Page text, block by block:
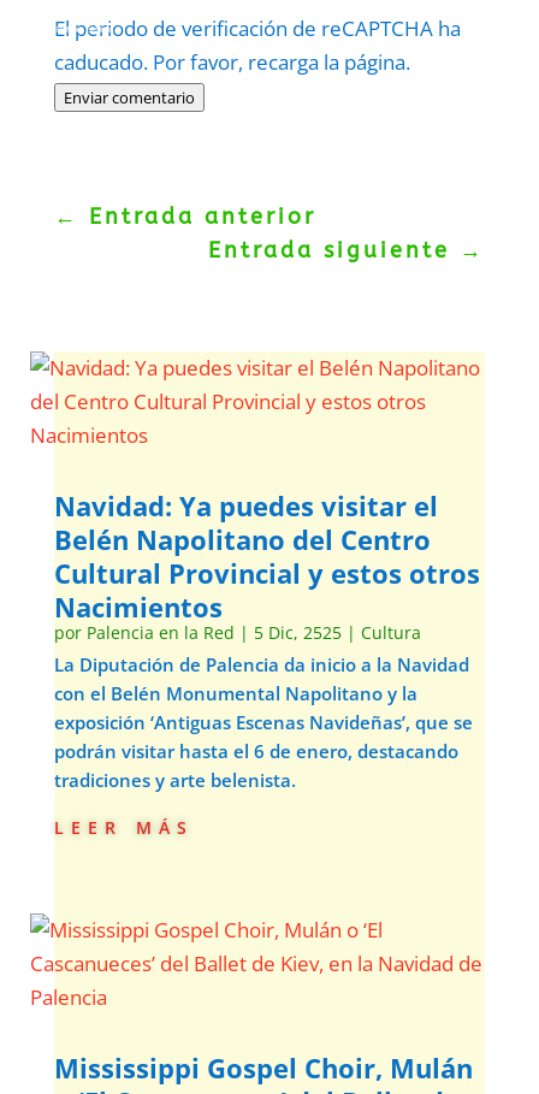
El periodo de verificación de reCAPTCHA ha
caducado. Por favor, recarga la página.
Enviar comentario
Politica–Términos.
← Entrada anterior
Entrada siguiente
→
Navidad: Ya puedes visitar el
Belén Napolitano del Centro
Cultural Provincial y estos otros
Nacimientos
por Palencia en la Red | 5 Dic, 2525| Cultura
La Diputación de Palencia da inicio a la Navidad
con el Belén Monumental Napolitano y la
exposición ‘Antiguas Escenas Navideñas’, que se
podrán visitar hasta el 6 de enero, destacando
tradiciones y arte belenista.
leer más
Mississippi Gospel Choir, Mulán